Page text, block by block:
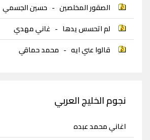
الصقور المخلصين - حسين الجسمي
لم اتحسس يدها - غاني مهدي
قالوا عني ايه - محمد حماقي
نجوم الخليج العربي
اغاني محمد عبده